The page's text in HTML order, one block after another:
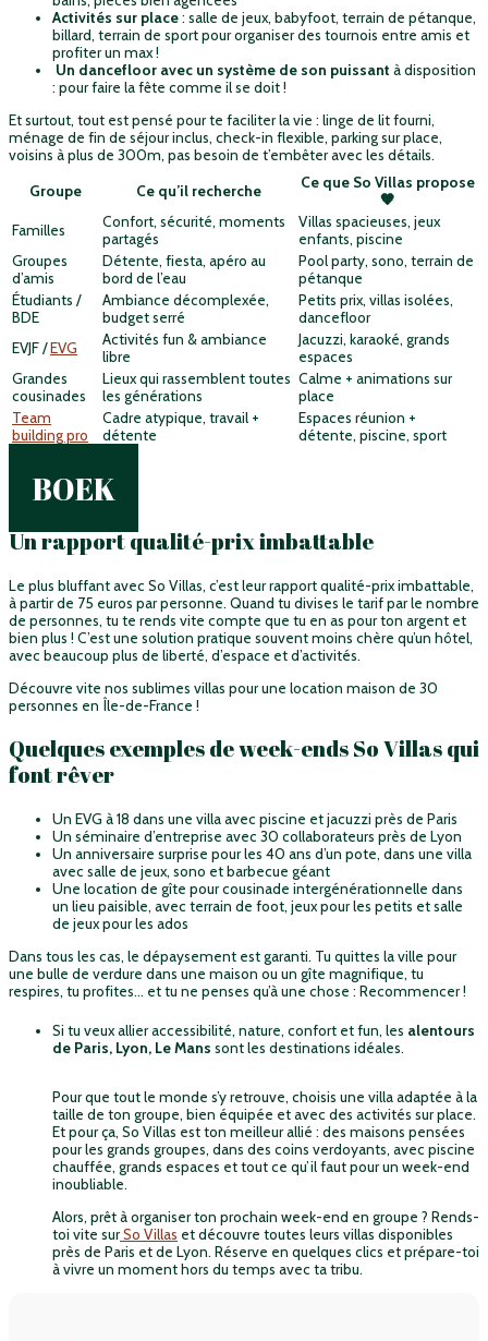
Activités sur place: salle de jeux, babyfoot, terrain de pétanque,
billard, terrain de sport pour organiser des tournois entre amis et
profiter un max !
Un dancefloor avec un système de son puissant à disposition
: pour faire la fête comme il se doit !
Et surtout, tout est pensé pour te faciliter la vie : linge de lit fourni,
ménage de fin de séjour inclus, check-in flexible, parking sur place,
voisins à plus de 300m, pas besoin de t’embêter avec les détails.
Groupe Ce qu’il recherche
Ce que So Villas propose
🧡
Familles
Confort, sécurité, moments
partagés
Villas spacieuses, jeux
enfants, piscine
Groupes
d’amis
Détente, fiesta, apéro au
bord de l’eau
Pool party, sono, terrain de
pétanque
Étudiants /
BDE
Ambiance décomplexée,
budget serré
Petits prix, villas isolées,
dancefloor
EVJF /EVG
Activités fun & ambiance
libre
Jacuzzi, karaoké, grands
espaces
Grandes
cousinades
Lieux qui rassemblent toutes
les générations
Calme + animations sur
place
Team
building pro
Cadre atypique, travail +
détente
Espaces réunion +
détente, piscine, sport
BOEK
Un rapport qualité-prix imbattable
Le plus bluffant avec So Villas, c’est leur rapport qualité-prix imbattable,
à partir de 75 euros par personne. Quand tu divises le tarif par le nombre
de personnes, tu te rends vite compte que tu en as pour ton argent et
bien plus ! C’est une solution pratique souvent moins chère qu’un hôtel,
avec beaucoup plus de liberté, d’espace et d’activités.
Découvre vite nos sublimes villas pour une location maison de 30
personnes en Île-de-France !
Quelques exemples de week-ends So Villas qui
font rêver
Un EVG à 18 dans une villa avec piscine et jacuzzi près de Paris
Un séminaire d’entreprise avec 30 collaborateurs près de Lyon
Un anniversaire surprise pour les 40 ans d’un pote, dans une villa
avec salle de jeux, sono et barbecue géant
Une location de gîte pour cousinade intergénérationnelle dans
un lieu paisible, avec terrain de foot, jeux pour les petits et salle
de jeux pour les ados
Dans tous les cas, le dépaysement est garanti. Tu quittes la ville pour
une bulle de verdure dans une maison ou un gîte magnifique, tu
respires, tu profites… et tu ne penses qu’à une chose : Recommencer !
Si tu veux allier accessibilité, nature, confort et fun, les alentours
de Paris, Lyon, Le Mans sont les destinations idéales.
Pour que tout le monde s’y retrouve, choisis une villa adaptée à la
taille de ton groupe, bien équipée et avec des activités sur place.
Et pour ça, So Villas est ton meilleur allié : des maisons pensées
pour les grands groupes, dans des coins verdoyants, avec piscine
chauffée, grands espaces et tout ce qu’il faut pour un week-end
inoubliable.
Alors, prêt à organiser ton prochain week-end en groupe ? Rends-
toi vite surSo Villas et découvre toutes leurs villas disponibles
près de Paris et de Lyon. Réserve en quelques clics et prépare-toi
à vivre un moment hors du temps avec ta tribu.